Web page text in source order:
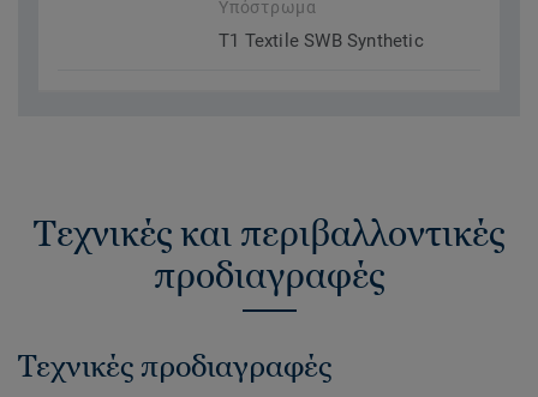
Υπόστρωμα
T1 Textile SWB Synthetic
Τεχνικές και περιβαλλοντικές
προδιαγραφές
Τεχνικές προδιαγραφές